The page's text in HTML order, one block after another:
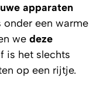
apparaten
een warme
we deze
is het slechts
op een rijtje.